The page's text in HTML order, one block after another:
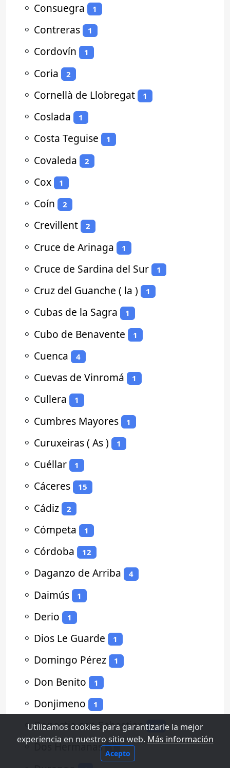
⚬ Consuegra 1
⚬ Contreras 1
⚬ Cordovín 1
⚬ Coria 2
⚬ Cornellà de Llobregat 1
⚬ Coslada 1
⚬ Costa Teguise 1
⚬ Covaleda 2
⚬ Cox 1
⚬ Coín 2
⚬ Crevillent 2
⚬ Cruce de Arinaga 1
⚬ Cruce de Sardina del Sur 1
⚬ Cruz del Guanche ( la ) 1
⚬ Cubas de la Sagra 1
⚬ Cubo de Benavente 1
⚬ Cuenca 4
⚬ Cuevas de Vinromá 1
⚬ Cullera 1
⚬ Cumbres Mayores 1
⚬ Curuxeiras ( As ) 1
⚬ Cuéllar 1
⚬ Cáceres 15
⚬ Cádiz 2
⚬ Cómpeta 1
⚬ Córdoba 12
⚬ Daganzo de Arriba 4
⚬ Daimús 1
⚬ Derio 1
⚬ Dios Le Guarde 1
⚬ Domingo Pérez 1
⚬ Don Benito 1
⚬ Donjimeno 1
⚬Donostia-san Sebastian 13
⚬Dos Hermanas 1
Utilizamos cookies para garantizarle la mejor
experiencia en nuestro sitio web. Más información
Acepto